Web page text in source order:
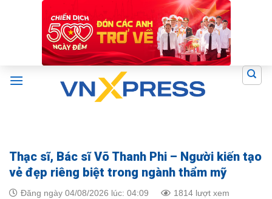
Thạc sĩ, Bác sĩ Võ Thanh Phi – Người kiến tạo
vẻ đẹp riêng biệt trong ngành thẩm mỹ
Đăng ngày 04/08/2026 lúc: 04:09 1814 lượt xem